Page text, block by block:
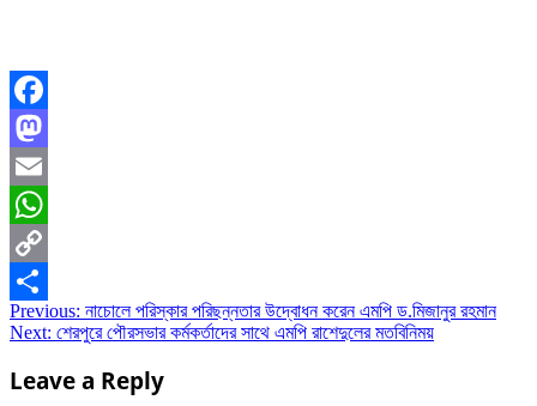
Facebook
Mastodon
Email
WhatsApp
Copy
Link
Share
Post
navigation
Previous: নাচোলে পরিস্কার পরিছন্নতার উদ্বোধন করেন এমপি ড.মিজানুর রহমান
Next: শেরপুরে পৌরসভার কর্মকর্তাদের সাথে এমপি রাশেদুলের মতবিনিময়
Leave a Reply